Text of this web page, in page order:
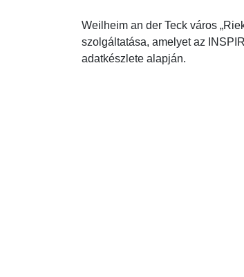
Weilheim an der Teck város
szolgáltatása, amelyet az
adatkészlete alapján.